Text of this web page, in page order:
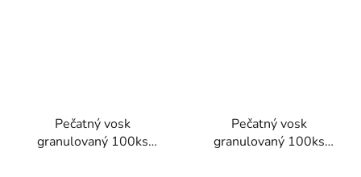
Pečatný vosk
granulovaný 100ks
Pečatný vosk
granulovaný 100ks